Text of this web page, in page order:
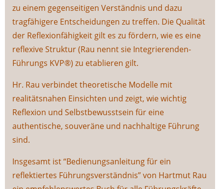
zu einem gegenseitigen Verständnis und dazu
tragfähigere Entscheidungen zu treffen. Die Qualität
der Reflexionfähigkeit gilt es zu fördern, wie es eine
reflexive Struktur (Rau nennt sie Integrierenden-
Führungs KVP®) zu etablieren gilt.
Hr. Rau verbindet theoretische Modelle mit
realitätsnahen Einsichten und zeigt, wie wichtig
Reflexion und Selbstbewusstsein für eine
authentische, souveräne und nachhaltige Führung
sind.
Insgesamt ist “Bedienungsanleitung für ein
reflektiertes Führungsverständnis” von Hartmut Rau